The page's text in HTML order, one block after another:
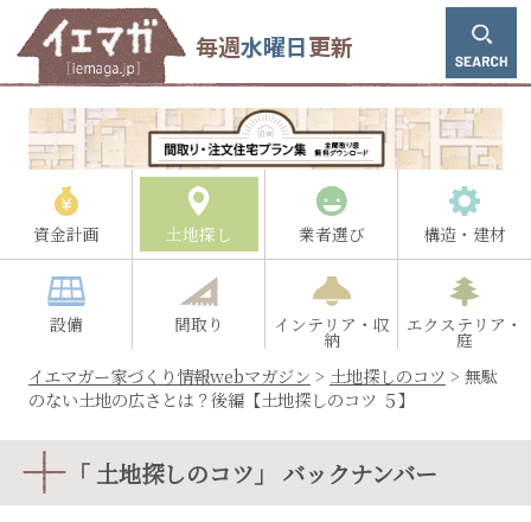
毎週水曜日更新
資金計画 土地探し 業者選び 構造・建材
設備 間取り インテリア・収
納
エクステリア・
庭
イエマガー家づくり情報webマガジン > 土地探しのコツ > 無駄
のない土地の広さとは？後編【土地探しのコツ ５】
「 土地探しのコツ」 バックナンバー